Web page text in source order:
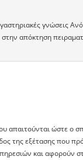
γνώσεις
απόκτηση
απαιτούνται ώστε ο
της εξέτασης που
και αφορούν